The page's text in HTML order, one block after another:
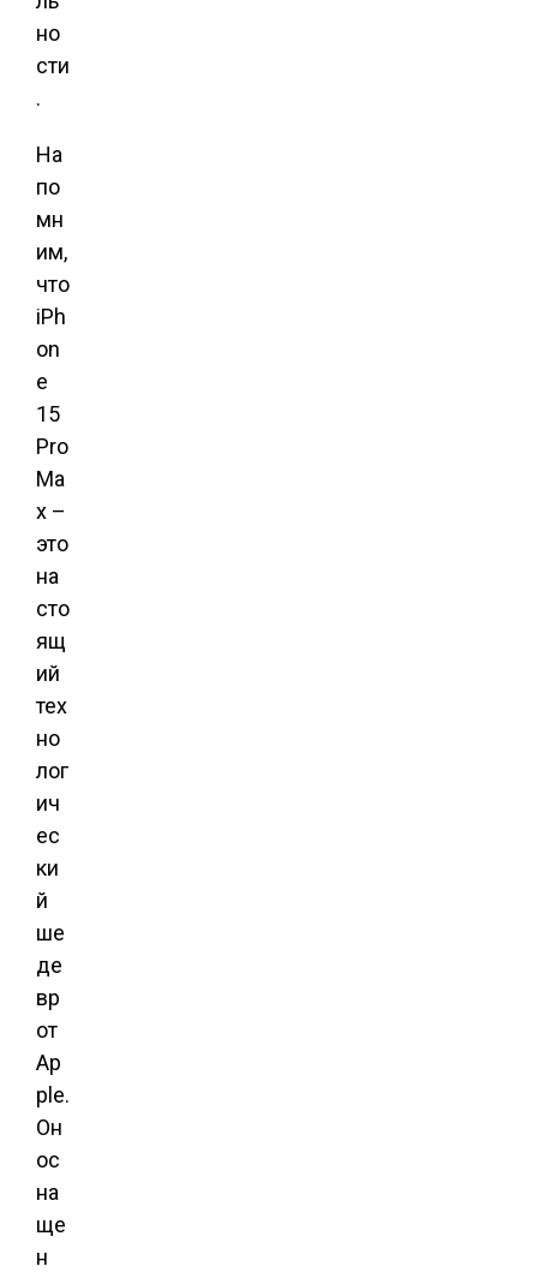
но
сти
.
На
по
мн
им,
что
iPh
on
e
15
Pro
Ma
x –
это
на
сто
ящ
ий
тех
но
лог
ич
ес
ки
й
ше
де
вр
от
Ap
ple.
Он
ос
на
ще
н